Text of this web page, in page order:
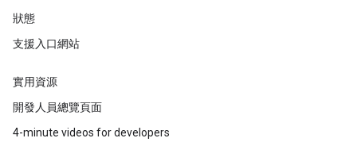
狀態
支援入口網站
實用資源
開發人員總覽頁面
4-minute videos for developers